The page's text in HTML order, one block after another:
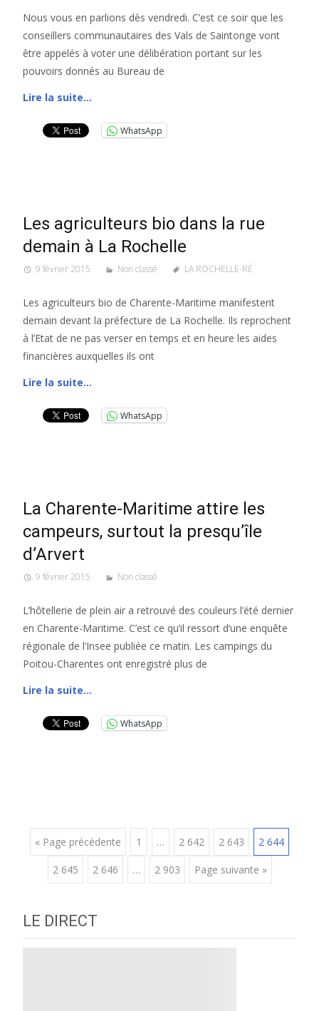
Nous vous en parlions dès vendredi. C’est ce soir que les
conseillers communautaires des Vals de Saintonge vont
être appelés à voter une délibération portant sur les
pouvoirs donnés au Bureau de
Lire la suite…
WhatsApp
Les agriculteurs bio dans la rue
demain à La Rochelle
9 février 2015 Non classé LA ROCHELLE-RÉ
Les agriculteurs bio de Charente-Maritime manifestent
demain devant la préfecture de La Rochelle. Ils reprochent
à l’Etat de ne pas verser en temps et en heure les aides
financières auxquelles ils ont
Lire la suite…
WhatsApp
La Charente-Maritime attire les
campeurs, surtout la presqu’île
d’Arvert
9 février 2015 Non classé
L’hôtellerie de plein air a retrouvé des couleurs l’été dernier
en Charente-Maritime. C’est ce qu’il ressort d’une enquête
régionale de l’Insee publiée ce matin. Les campings du
Poitou-Charentes ont enregistré plus de
Lire la suite…
WhatsApp
Posts
navigation
« Page précédente 1 … 2 642 2 643 2 644
2 645 2 646 … 2 903 Page suivante »
LE DIRECT